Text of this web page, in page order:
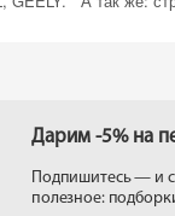
Дарим -5% на
Подпишитесь — и
полезное: